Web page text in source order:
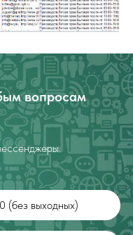
вопросам
(без выходных)